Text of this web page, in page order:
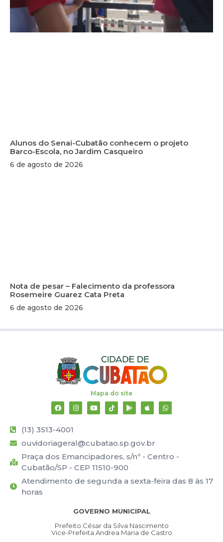
Alunos do Senai-Cubatão conhecem o projeto
Barco-Escola, no Jardim Casqueiro
6 de agosto de 2026
Nota de pesar – Falecimento da professora
Rosemeire Guarez Cata Preta
6 de agosto de 2026
Mapa do site
(13) 3513-4001
ouvidoriageral@cubatao.sp.gov.br
Praça dos Emancipadores, s/nº - Centro -
Cubatão/SP - CEP 11510-900
Atendimento de segunda a sexta-feira das 8 às 17
horas
GOVERNO MUNICIPAL
Prefeito César da Silva Nascimento
Vice-Prefeita Andrea Maria de Castro